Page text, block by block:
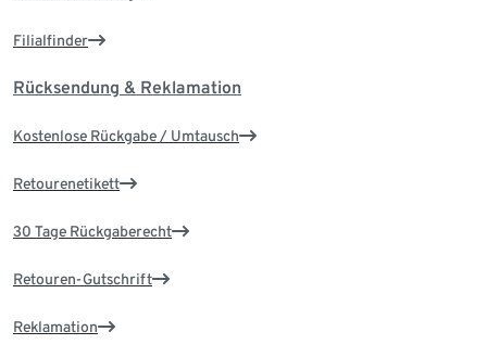
Filialfinder
Rücksendung & Reklamation
Kostenlose Rückgabe / Umtausch
Retourenetikett
30 Tage Rückgaberecht
Retouren-Gutschrift
Reklamation